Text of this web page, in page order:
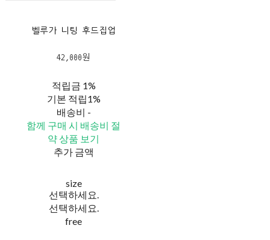
벨루가 니팅 후드집업
42,000원
적립금 1%
기본 적립1%
배송비 -
함께 구매 시 배송비 절
약 상품 보기
추가 금액
size
선택하세요.
선택하세요.
free